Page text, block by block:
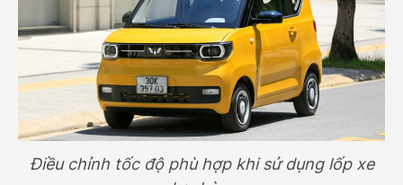
Điều chỉnh tốc độ phù hợp khi sử dụng lốp xe